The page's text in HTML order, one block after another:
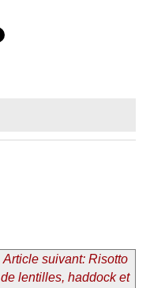
Article suivant: Risotto
de lentilles, haddock et